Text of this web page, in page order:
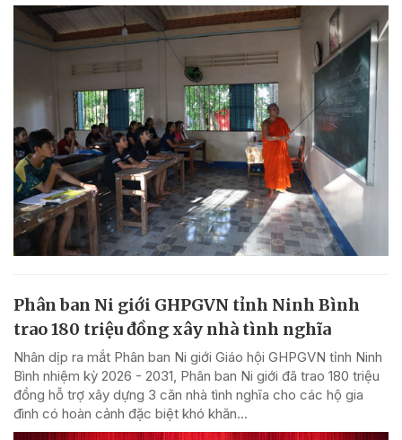
Phân ban Ni giới GHPGVN tỉnh Ninh Bình
trao 180 triệu đồng xây nhà tình nghĩa
Nhân dịp ra mắt Phân ban Ni giới Giáo hội GHPGVN tỉnh Ninh
Bình nhiệm kỳ 2026 - 2031, Phân ban Ni giới đã trao 180 triệu
đồng hỗ trợ xây dựng 3 căn nhà tình nghĩa cho các hộ gia
đình có hoàn cảnh đặc biệt khó khăn...